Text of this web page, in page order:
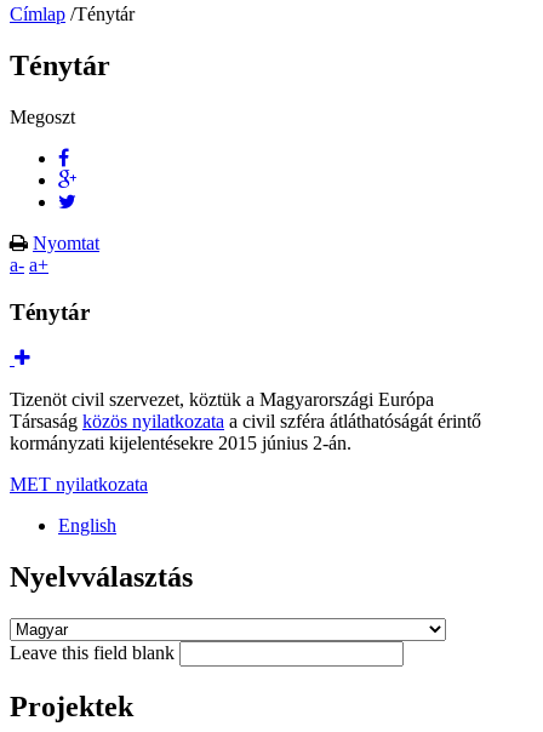
Címlap /Ténytár
Ténytár
Megoszt
Nyomtat
a- a+
Ténytár
Tizenöt civil szervezet, köztük a Magyarországi Európa
Társaság közös nyilatkozata a civil szféra átláthatóságát érintő
kormányzati kijelentésekre 2015 június 2-án.
MET nyilatkozata
English
Nyelvválasztás
Leave this field blank
Projektek